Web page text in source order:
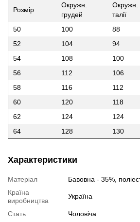
Розмір
Окружн.
грудей
Окружн.
талії
50
100 88
52
104 94
54
108 100
56
112 106
58
116 112
60
120 118
62
124 124
64
128 130
Характеристики
Матеріал
Бавовна - 35%,
Країна
виробництва
Україна
Стать
Чоловіча